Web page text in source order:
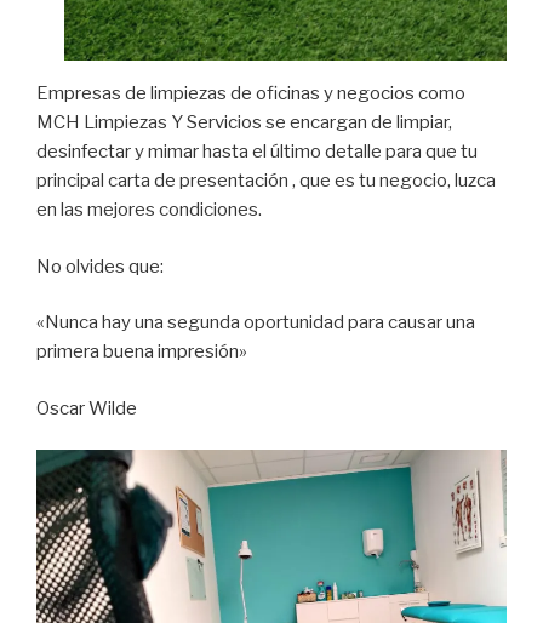
Empresas de limpiezas de oficinas y negocios como
MCH Limpiezas Y Servicios se encargan de limpiar,
desinfectar y mimar hasta el último detalle para que tu
principal carta de presentación , que es tu negocio, luzca
en las mejores condiciones.
No olvides que:
«Nunca hay una segunda oportunidad para causar una
primera buena impresión»
Oscar Wilde